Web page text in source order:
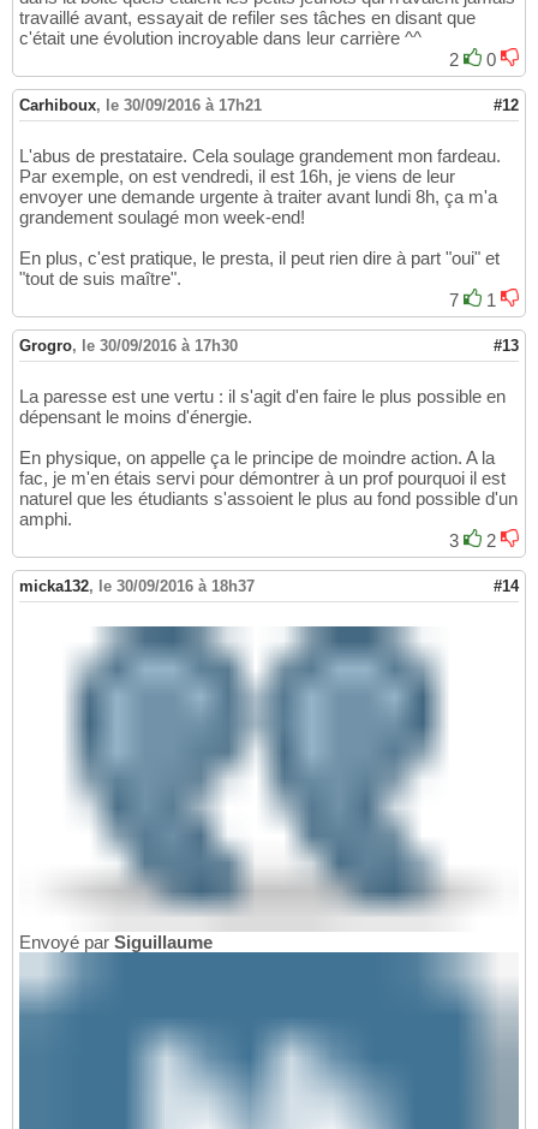
travaillé avant, essayait de refiler ses tâches en disant que
c'était une évolution incroyable dans leur carrière ^^
2
0
Carhiboux, le 30/09/2016 à 17h21 #12
L'abus de prestataire. Cela soulage grandement mon fardeau.
Par exemple, on est vendredi, il est 16h, je viens de leur
envoyer une demande urgente à traiter avant lundi 8h, ça m'a
grandement soulagé mon week-end!
En plus, c'est pratique, le presta, il peut rien dire à part "oui" et
"tout de suis maître".
7
1
Grogro, le 30/09/2016 à 17h30 #13
La paresse est une vertu : il s'agit d'en faire le plus possible en
dépensant le moins d'énergie.
En physique, on appelle ça le principe de moindre action. A la
fac, je m'en étais servi pour démontrer à un prof pourquoi il est
naturel que les étudiants s'assoient le plus au fond possible d'un
amphi.
3
2
micka132, le 30/09/2016 à 18h37 #14
Envoyé par Siguillaume